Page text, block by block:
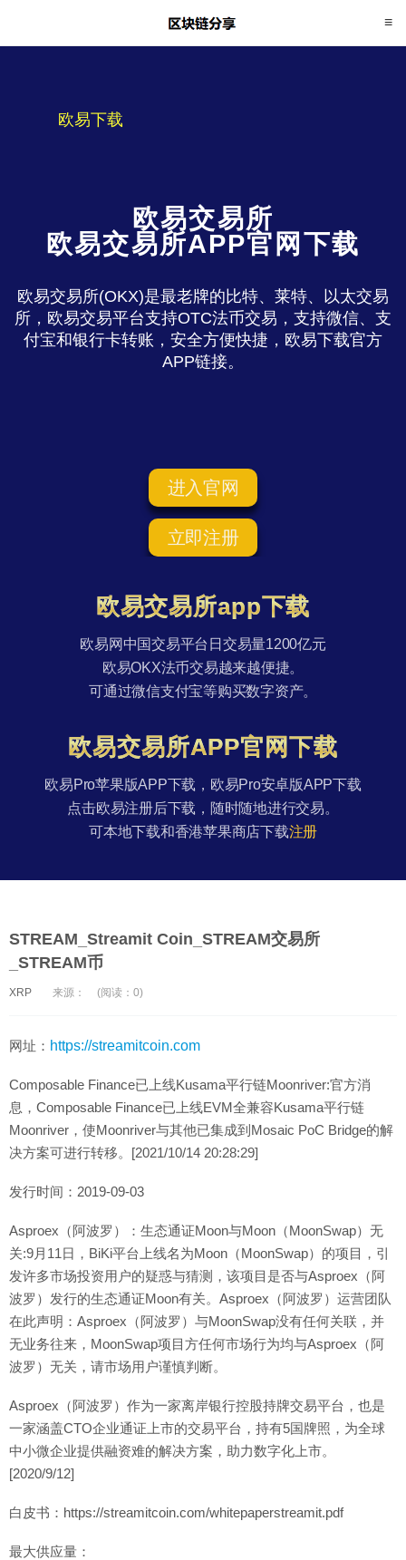
欧易下载
欧易交易所
欧易交易所APP官网下载
欧易交易所(OKX)是最老牌的比特、莱特、以太交易
所，欧易交易平台支持OTC法币交易，支持微信、支
付宝和银行卡转账，安全方便快捷，欧易下载官方
APP链接。
进入官网
立即注册
欧易交易所app下载
欧易网中国交易平台日交易量1200亿元
欧易OKX法币交易越来越便捷。
可通过微信支付宝等购买数字资产。
欧易交易所APP官网下载
欧易Pro苹果版APP下载，欧易Pro安卓版APP下载
点击欧易注册后下载，随时随地进行交易。
可本地下载和香港苹果商店下载注册
STREAM_Streamit Coin_STREAM交易所
_STREAM币
XRP 来源： (阅读：0)
网址： https://streamitcoin.com
Composable Finance已上线Kusama平行链Moonriver:官方消
息，Composable Finance已上线EVM全兼容Kusama平行链
Moonriver，使Moonriver与其他已集成到Mosaic PoC Bridge的解
决方案可进行转移。[2021/10/14 20:28:29]
发行时间：2019-09-03
Asproex（阿波罗）：生态通证Moon与Moon（MoonSwap）无
关:9月11日，BiKi平台上线名为Moon（MoonSwap）的项目，引
发许多市场投资用户的疑惑与猜测，该项目是否与Asproex（阿
波罗）发行的生态通证Moon有关。Asproex（阿波罗）运营团队
在此声明：Asproex（阿波罗）与MoonSwap没有任何关联，并
无业务往来，MoonSwap项目方任何市场行为均与Asproex（阿
波罗）无关，请市场用户谨慎判断。
Asproex（阿波罗）作为一家离岸银行控股持牌交易平台，也是
一家涵盖CTO企业通证上市的交易平台，持有5国牌照，为全球
中小微企业提供融资难的解决方案，助力数字化上市。
[2020/9/12]
白皮书：https://streamitcoin.com/whitepaperstreamit.pdf
最大供应量：